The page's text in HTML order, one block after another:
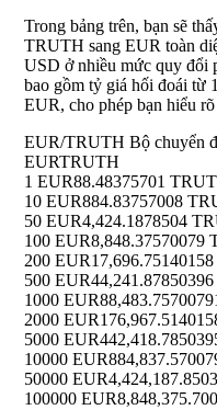
Trong bảng trên, bạn sẽ
TRUTH sang EUR toàn
USD ở nhiều mức quy đổi
bao gồm tỷ giá hối đoái từ
EUR, cho phép bạn hiểu
EUR/TRUTH Bộ chuyển
EURTRUTH
1 EUR88.48375701
10 EUR884.83757008
50 EUR4,424.1878504
100 EUR8,848.37570079
200 EUR
500 EUR
1000 EUR
2000 EUR
5000 EUR
10000 EUR
50000 EUR
100000 EUR